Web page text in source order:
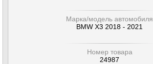
Марка/модель автомобиля
BMW X3 2018 - 2021
Номер товара
24987